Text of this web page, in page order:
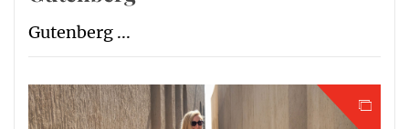
Gutenberg ...